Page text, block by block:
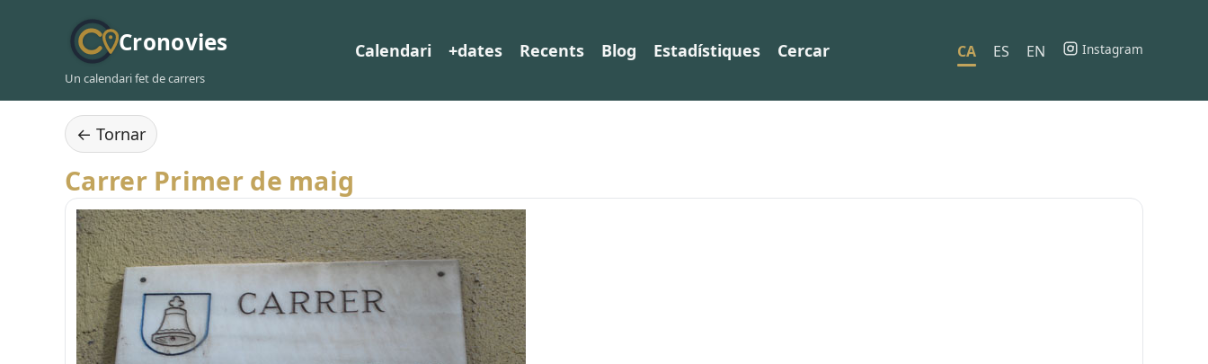
Cronovies
Un calendari fet de carrers
Calendari +dates Recents Blog Estadístiques Cercar CA ES EN Instagram
← Tornar
Carrer Primer de maig